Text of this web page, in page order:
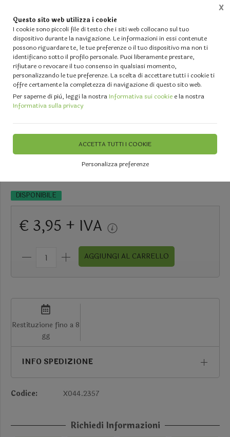
Questo sito web utilizza i cookie
I cookie sono piccoli file di testo che i siti web collocano sul tuo
dispositivo durante la navigazione. Le informazioni in essi contenute
possono riguardare te, le tue preferenze o il tuo dispositivo ma non ti
identificano sotto il profilo personale. Puoi liberamente prestare,
rifiutare o revocare il tuo consenso in qualsiasi momento,
personalizzando le tue preferenze. La scelta di accettare tutti i cookie ti
offre certamente la completezza di navigazione di questo sito web.
Per saperne di più, leggi la nostraInformativa sui cookie e la nostra
Informativa sulla privacy
ACCETTA TUTTI I COOKIE
Personalizza preferenze
X
Home Vetrina IL TUO NATALE - Alberi - Luci - Fiori artificiali - Palline e Decori diversi
Nastro Starlight Blu H 50. -
Sconti per Fioristi e Aziende - x
75 Yds Metal
Prezzo fino ad esaurimento scorta
DISPONIBILE
€ 3,95 + IVA
AGGIUNGI AL CARRELLO
Restituzione fino a 8
gg
INFO SPEDIZIONE
Codice: X044.2357
Richiedi Informazioni